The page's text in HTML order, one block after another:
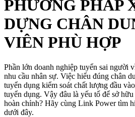
PHƯƠNG PHÁP
DỰNG CHÂN
VIÊN PHÙ HỢP
Phần lớn doanh nghiệp tuyển sai người
nhu cầu nhân sự. Việc hiểu đúng chân
tuyển dụng kiểm soát chất lượng đầu
tuyển dụng. Vậy đâu là yếu tố để sở
hoàn chỉnh? Hãy cùng Link Power tìm
dưới đây.